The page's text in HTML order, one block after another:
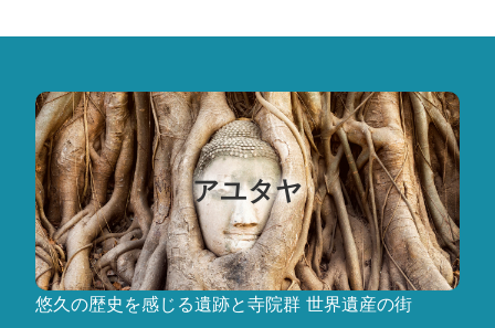
アユタヤ
悠久の歴史を感じる遺跡と寺院群 世界遺産の街